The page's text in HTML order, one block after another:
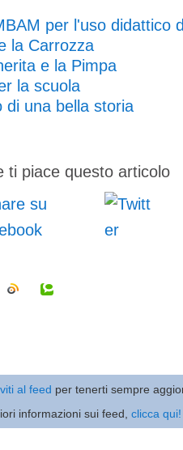
per l'uso didattico
la Carrozza
e la Pimpa
la scuola
di una bella storia
ti piace questo articolo
al feed per tenerti sempre
informazioni sui feed, clicca qui!